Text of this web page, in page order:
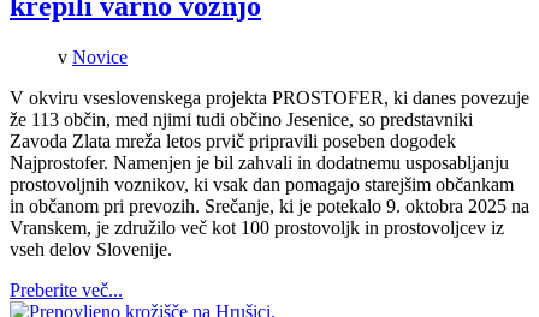
v Novice
V okviru vseslovenskega projekta PROSTOFER, ki danes povezuje
že 113 občin, med njimi tudi občino Jesenice, so predstavniki
Zavoda Zlata mreža letos prvič pripravili poseben dogodek
Najprostofer. Namenjen je bil zahvali in dodatnemu usposabljanju
prostovoljnih voznikov, ki vsak dan pomagajo starejšim občankam
in občanom pri prevozih. Srečanje, ki je potekalo 9. oktobra 2025 na
Vranskem, je združilo več kot 100 prostovoljk in prostovoljcev iz
vseh delov Slovenije.
Preberite več...